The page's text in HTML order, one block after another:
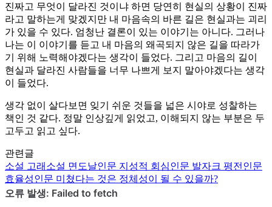
진짜고 무엇이 달라진 것이냐 하면 당연히 현실의 상황이 진짜
라고 말하는게 맞겠지만 내 마음속의 바른 길은 현실과는 괴리
가 있을 수 있다. 엄청난 결론이 있는 이야기는 아니다. 그러나
나는 이 이야기를 듣고 내 마음의 왜곡되지 않은 길을 따라가
기 위해 노력해야겠다는 생각이 들었다. 그리고 마음의 길이
현실과 달라진 사람들을 너무 나쁘게 보지 말아야겠다는 생각
이 들었다.
생각 없이 살다보면 잊기 쉬운 것들을 넓은 시야로 성찰하는
책인 것 같다. 정말 인상깊게 읽었고, 이해되지 않는 부분은 두
고두고 읽고 싶다.
관련글
소설 고래 소설 면도날인문 지성적 회심인문 발자크 평전 인문
효율성인문 미쳤다는 것은 정체성이 될 수 있을까?